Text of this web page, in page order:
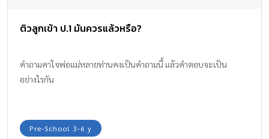
ติวลูกเข้า ป.1 มันควรแล้วหรือ?
คำถามคาใจพ่อแม่หลายท่านคงเป็นคำถามนี้ แล้วคำตอบจะเป็น
อย่างไรกัน
Pre-School 3-6 y